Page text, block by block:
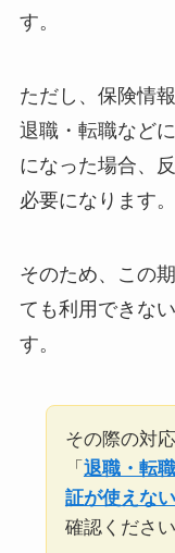
す。
ただし、保険情
退職・転職など
になった場合、
必要になります。
そのため、この
ても利用できな
す。
その際の対
「 退職・転
証が使えな
確認ください